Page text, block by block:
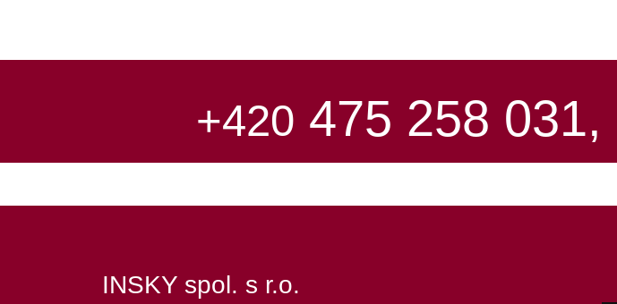
+420 475 258 031,
INSKY spol. s r.o.